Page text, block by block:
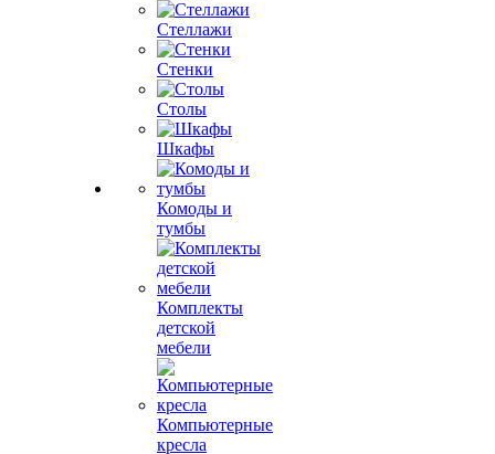
Стеллажи
Стенки
Столы
Шкафы
Комоды и
тумбы
Комплекты
детской
мебели
Компьютерные
кресла